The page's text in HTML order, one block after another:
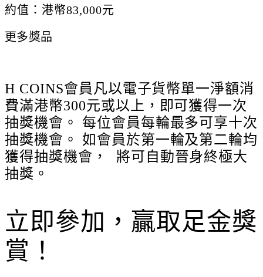
約值：港幣83,000元
更多獎品
H COINS會員凡以電子貨幣單一淨額消
費滿港幣300元或以上，即可獲得一次
抽獎機會。 每位會員每輪最多可享十次
抽獎機會。 如會員於第一輪及第二輪均
獲得抽獎機會， 將可自動晉身終極大
抽獎。
立即參加，贏取足金獎
賞！